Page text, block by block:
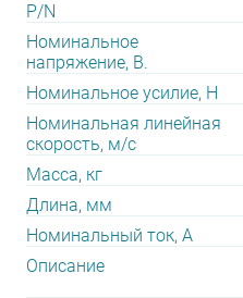
P/N
Номинальное
напряжение, В.
Номинальное усилие, Н
Номинальная линейная
скорость, м/с
Масса, кг
Длина, мм
Номинальный ток, А
Описание